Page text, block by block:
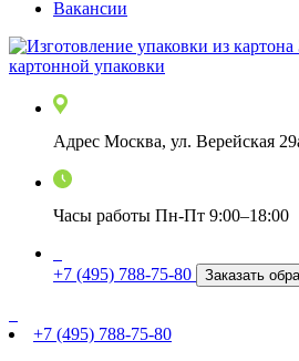
Вакансии
картонной упаковки
Адрес Москва, ул. Верейская
Часы работы Пн-Пт 9:00–18:00
+7 (495) 788-75-80 Заказать
+7 (495) 788-75-80